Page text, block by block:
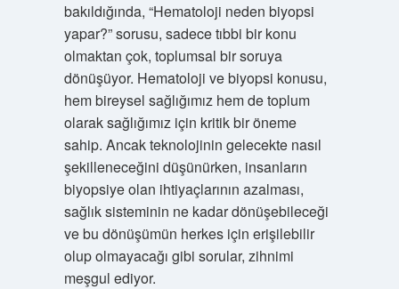
bakıldığında, “Hematoloji neden biyopsi
yapar?” sorusu, sadece tıbbi bir konu
olmaktan çok, toplumsal bir soruya
dönüşüyor. Hematoloji ve biyopsi konusu,
hem bireysel sağlığımız hem de toplum
olarak sağlığımız için kritik bir öneme
sahip. Ancak teknolojinin gelecekte nasıl
şekilleneceğini düşünürken, insanların
biyopsiye olan ihtiyaçlarının azalması,
sağlık sisteminin ne kadar dönüşebileceği
ve bu dönüşümün herkes için erişilebilir
olup olmayacağı gibi sorular, zihnimi
meşgul ediyor.